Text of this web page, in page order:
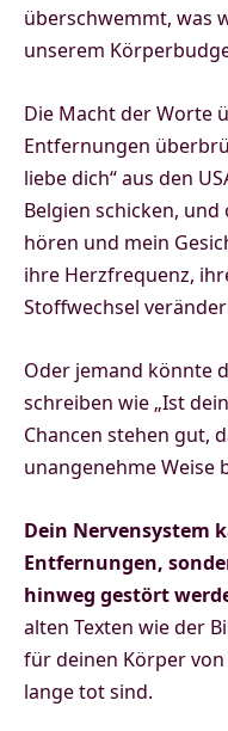
überschwemmt, was
unserem
Die Macht der Worte
Entfernungen
liebe dich“ aus den
Belgien schicken,
hören und mein
ihre Herzfrequenz,
Stoffwechsel
Oder jemand könnte
schreiben wie „Ist
Chancen stehen gut,
unangenehme Weise
Dein Nervensystem
Entfernungen,
hinweg gestört
alten Texten wie der
für deinen Körper
lange tot sind.